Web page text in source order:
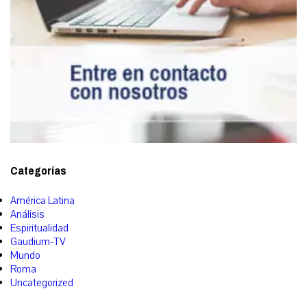
Categorías
América Latina
Análisis
Espiritualidad
Gaudium-TV
Mundo
Roma
Uncategorized